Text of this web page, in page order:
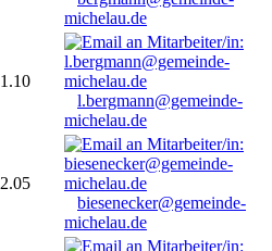
michelau.de
1.10
l.bergmann@gemeinde-
michelau.de
2.05
biesenecker@gemeinde-
michelau.de